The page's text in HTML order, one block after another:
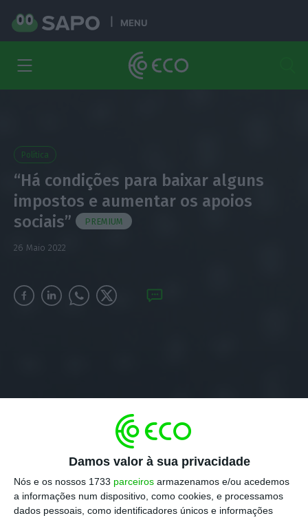
Damos valor à sua privacidade
Nós e os nossos 1733 parceiros armazenamos e/ou acedemos
a informações num dispositivo, como cookies, e processamos
dados pessoais, como identificadores únicos e informações
MENU
Política
“Há condições para baixar alguns
impostos e aumentar os apoios
sociais”
PREMIUM
26 Maio 2022